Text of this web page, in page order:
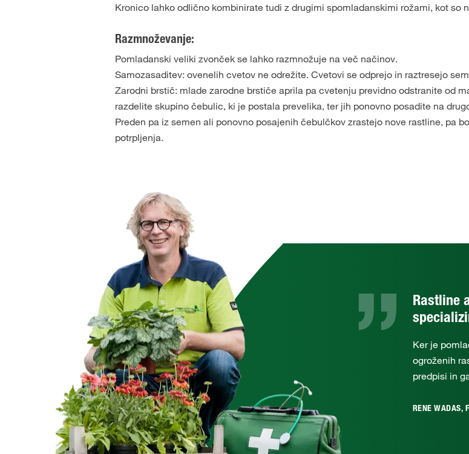
Kronico lahko odlično kombinirate tudi z drugimi spomladanskimi rožami, kot so
Razmnoževanje:
Pomladanski veliki zvonček se lahko razmnožuje na več načinov.
Samozasaditev: ovenelih cvetov ne odrežite. Cvetovi se odprejo in raztresejo
Zarodni brstič: mlade zarodne brstiče aprila pa cvetenju previdno odstranite od
razdelite skupino čebulic, ki je postala prevelika, ter jih ponovno posadite na
Preden pa iz semen ali ponovno posajenih čebulčkov zrastejo nove rastline, pa
potrpljenja.
Rastline
Ker je
ogroženih
predpisi in
RENE WADAS,